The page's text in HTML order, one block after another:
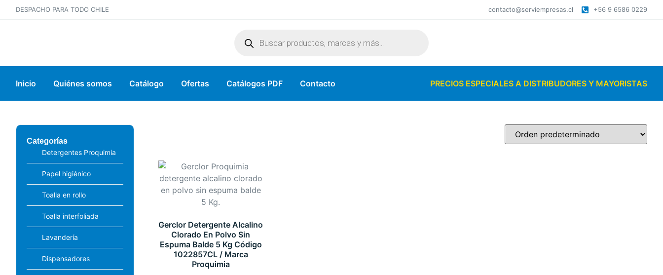
DESPACHO PARA TODO CHILE contacto@serviempresas.cl +56 9 6586 0229
Inicio Quiénes somos Catálogo Ofertas Catálogos PDF Contacto PRECIOS ESPECIALES A DISTRIBUDORES Y MAYORISTAS
Categorías
Detergentes Proquimia
Papel higiénico
Toalla en rollo
Toalla interfoliada
Lavandería
Dispensadores
Gerclor Detergente Alcalino
Clorado En Polvo Sin
Espuma Balde 5 Kg Código
1022857CL / Marca
Proquimia